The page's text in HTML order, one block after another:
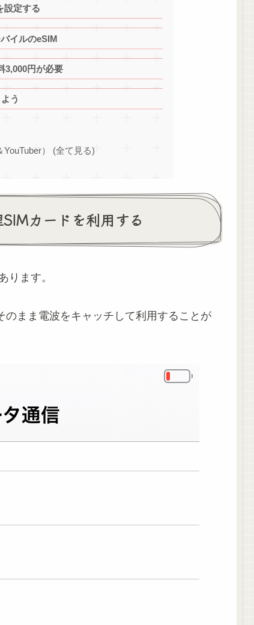
設定する
イルのeSIM
3,000円が必要
う
） (全て見る)
カードを利用する
ります。
まま電波をキャッチして利用することが